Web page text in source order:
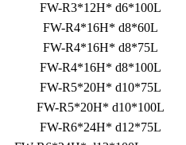
FW-R3*12H* d6*100L
FW-R4*16H* d8*60L
FW-R4*16H* d8*75L
FW-R4*16H* d8*100L
FW-R5*20H* d10*75L
FW-R5*20H* d10*100L
FW-R6*24H* d12*75L